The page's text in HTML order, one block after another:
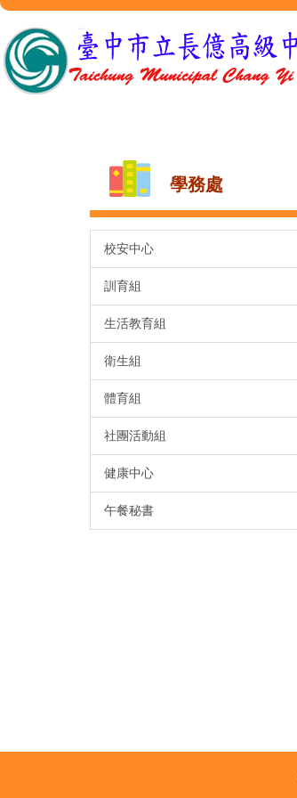
跳
到
主
要
內
學務處
校安中心
訓育組
生活教育組
衛生組
體育組
社團活動組
健康中心
午餐秘書